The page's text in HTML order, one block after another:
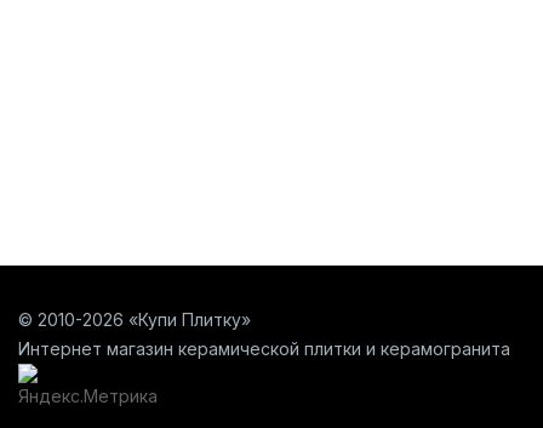
© 2010-2026 «Купи Плитку»
Интернет магазин керамической плитки и керамогранита